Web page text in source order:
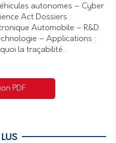
autonomes – Cyber
Act Dossiers :
Automobile – R&D
– Applications :
la traçabilité…
PDF